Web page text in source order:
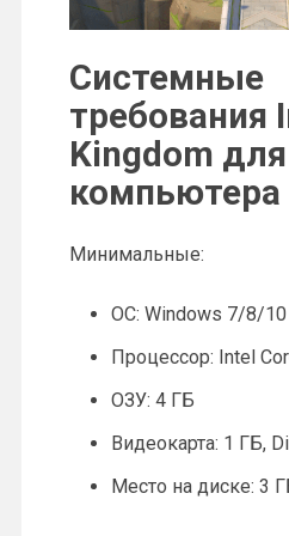
Системные
требования
Kingdom для
компьютера
Минимальные:
ОС: Windows 7/8/10
Процессор: Intel
ОЗУ: 4 ГБ
Видеокарта: 1 ГБ,
Место на диске: 3